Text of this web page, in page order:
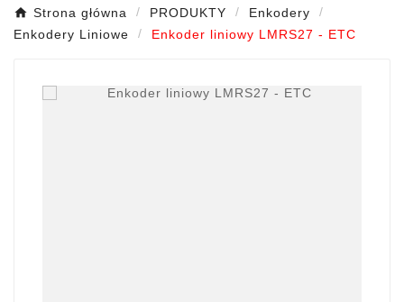
Strona główna PRODUKTY
Enkodery
Enkodery Liniowe
Enkoder liniowy LMRS27 - ETC